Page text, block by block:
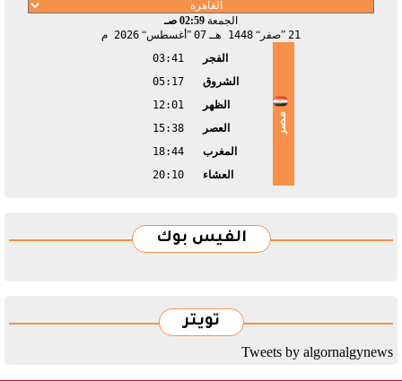
الجمعة 02:59 صـ
21
صفر 1448 هـ 07 أغسطس 2026 م
مصر
الفجر
03:41
الشروق
05:17
الظهر
12:01
العصر
15:38
المغرب
18:44
العشاء
20:10
الفيس بوك
تويتر
Tweets by algornalgynews